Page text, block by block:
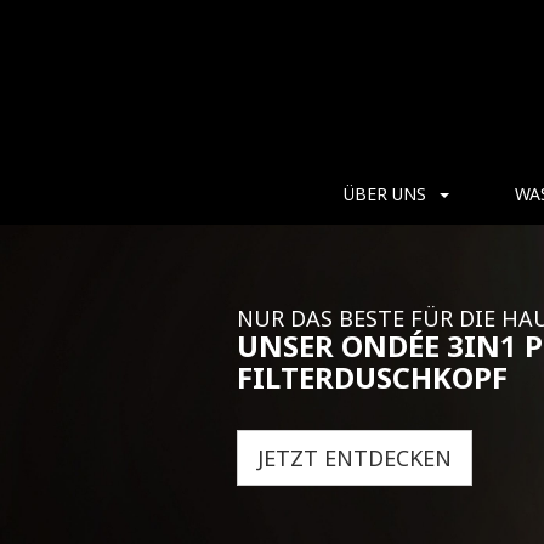
ÜBER UNS
NUR DAS BESTE FÜR DIE
UNSER ONDÉE 3IN1
FILTERDUSCHKOPF
JETZT ENTDECKEN